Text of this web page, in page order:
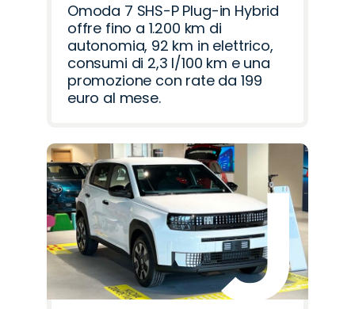
Omoda 7 SHS-P Plug-in Hybrid
offre fino a 1.200 km di
autonomia, 92 km in elettrico,
consumi di 2,3 l/100 km e una
promozione con rate da 199
euro al mese.